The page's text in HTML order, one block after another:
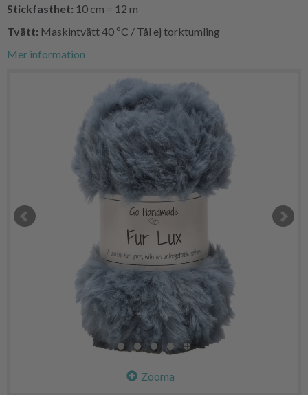
Stickfasthet: 10 cm = 12 m
Tvätt: Maskintvätt 40 ºC / Tål ej torktumling
Mer information
Zooma